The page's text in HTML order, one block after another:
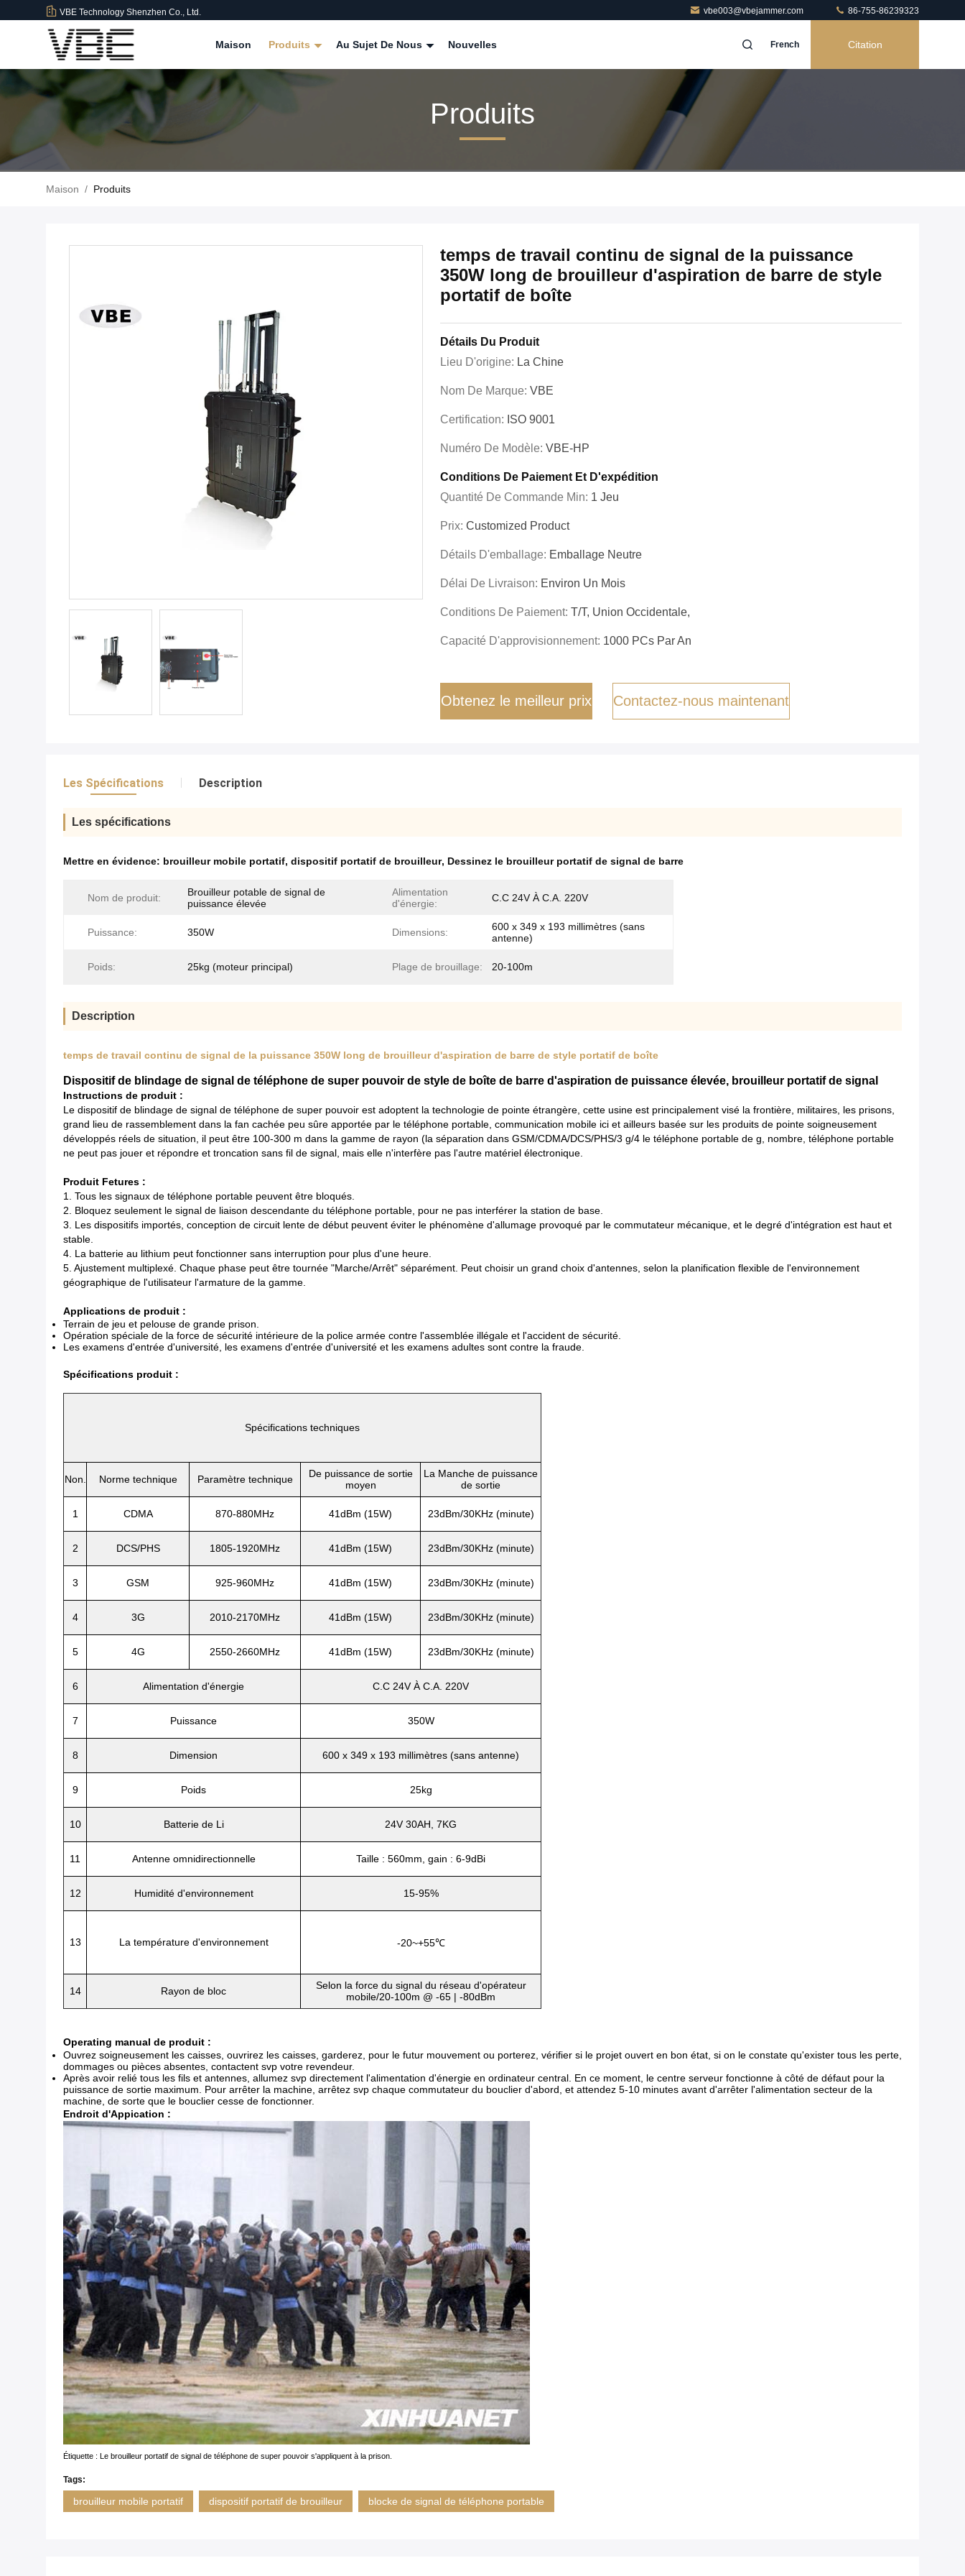
VBE Technology Shenzhen Co., Ltd. vbe003@vbejammer.com 86-755-86239323
Maison Produits Au Sujet De Nous Nouvelles French Citation
Produits
Maison / Produits
temps de travail continu de signal de la puissance
350W long de brouilleur d'aspiration de barre de style
portatif de boîte
Détails Du Produit
Lieu D'origine: La Chine
Nom De Marque: VBE
Certification: ISO 9001
Numéro De Modèle: VBE-HP
Conditions De Paiement Et D'expédition
Quantité De Commande Min: 1 Jeu
Prix: Customized Product
Détails D'emballage: Emballage Neutre
Délai De Livraison: Environ Un Mois
Conditions De Paiement: T/T, Union Occidentale,
Capacité D'approvisionnement: 1000 PCs Par An
Obtenez le meilleur prix Contactez-nous maintenant
Les Spécifications Description
Les spécifications
Mettre en évidence: brouilleur mobile portatif, dispositif portatif de brouilleur, Dessinez le brouilleur portatif de signal de barre
Nom de produit:
Brouilleur potable de signal de
puissance élevée
Alimentation
d'énergie:
C.C 24V À C.A. 220V
Puissance: 350W Dimensions:
600 x 349 x 193 millimètres (sans
antenne)
Poids: 25kg (moteur principal) Plage de brouillage: 20-100m
Description
temps de travail continu de signal de la puissance 350W long de brouilleur d'aspiration de barre de style portatif de boîte
Dispositif de blindage de signal de téléphone de super pouvoir de style de boîte de barre d'aspiration de puissance élevée, brouilleur portatif de signal
Instructions de produit :
Le dispositif de blindage de signal de téléphone de super pouvoir est adoptent la technologie de pointe étrangère, cette usine est principalement visé la frontière, militaires, les prisons,
grand lieu de rassemblement dans la fan cachée peu sûre apportée par le téléphone portable, communication mobile ici et ailleurs basée sur les produits de pointe soigneusement
développés réels de situation, il peut être 100-300 m dans la gamme de rayon (la séparation dans GSM/CDMA/DCS/PHS/3 g/4 le téléphone portable de g, nombre, téléphone portable
ne peut pas jouer et répondre et troncation sans fil de signal, mais elle n'interfère pas l'autre matériel électronique.
Produit Fetures :
1. Tous les signaux de téléphone portable peuvent être bloqués.
2. Bloquez seulement le signal de liaison descendante du téléphone portable, pour ne pas interférer la station de base.
3. Les dispositifs importés, conception de circuit lente de début peuvent éviter le phénomène d'allumage provoqué par le commutateur mécanique, et le degré d'intégration est haut et
stable.
4. La batterie au lithium peut fonctionner sans interruption pour plus d'une heure.
5. Ajustement multiplexé. Chaque phase peut être tournée "Marche/Arrêt" séparément. Peut choisir un grand choix d'antennes, selon la planification flexible de l'environnement
géographique de l'utilisateur l'armature de la gamme.
Applications de produit :
Terrain de jeu et pelouse de grande prison.
Opération spéciale de la force de sécurité intérieure de la police armée contre l'assemblée illégale et l'accident de sécurité.
Les examens d'entrée d'université, les examens d'entrée d'université et les examens adultes sont contre la fraude.
Spécifications produit :
Spécifications techniques
Non. Norme technique Paramètre technique
De puissance de sortie
moyen
La Manche de puissance
de sortie
1 CDMA 870-880MHz 41dBm (15W) 23dBm/30KHz (minute)
2 DCS/PHS 1805-1920MHz 41dBm (15W) 23dBm/30KHz (minute)
3 GSM 925-960MHz 41dBm (15W) 23dBm/30KHz (minute)
4 3G 2010-2170MHz 41dBm (15W) 23dBm/30KHz (minute)
5 4G 2550-2660MHz 41dBm (15W) 23dBm/30KHz (minute)
6 Alimentation d'énergie C.C 24V À C.A. 220V
7 Puissance 350W
8 Dimension 600 x 349 x 193 millimètres (sans antenne)
9 Poids 25kg
10 Batterie de Li 24V 30AH, 7KG
11 Antenne omnidirectionnelle Taille : 560mm, gain : 6-9dBi
12 Humidité d'environnement 15-95%
13 La température d'environnement -20~+55℃
14 Rayon de bloc
Selon la force du signal du réseau d'opérateur
mobile/20-100m @ -65 | -80dBm
Operating manual de produit :
Ouvrez soigneusement les caisses, ouvrirez les caisses, garderez, pour le futur mouvement ou porterez, vérifier si le projet ouvert en bon état, si on le constate qu'exister tous les perte,
dommages ou pièces absentes, contactent svp votre revendeur.
Après avoir relié tous les fils et antennes, allumez svp directement l'alimentation d'énergie en ordinateur central. En ce moment, le centre serveur fonctionne à côté de défaut pour la
puissance de sortie maximum. Pour arrêter la machine, arrêtez svp chaque commutateur du bouclier d'abord, et attendez 5-10 minutes avant d'arrêter l'alimentation secteur de la
machine, de sorte que le bouclier cesse de fonctionner.
Endroit d'Appication :
Étiquette : Le brouilleur portatif de signal de téléphone de super pouvoir s'appliquent à la prison.
Tags:
brouilleur mobile portatif dispositif portatif de brouilleur blocke de signal de téléphone portable